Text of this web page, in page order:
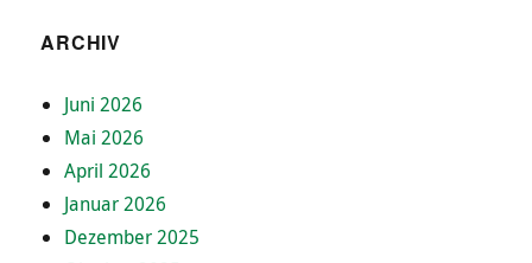
ARCHIV
Juni 2026
Mai 2026
April 2026
Januar 2026
Dezember 2025